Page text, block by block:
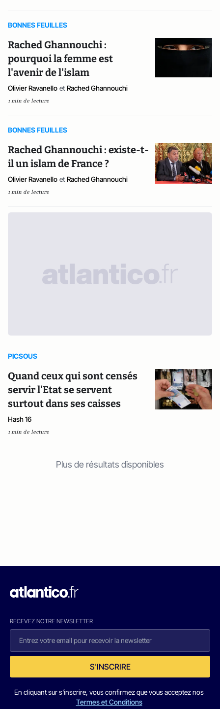
BONNES FEUILLES
Rached Ghannouchi :
pourquoi la femme est
l'avenir de l'islam
Olivier Ravanello et Rached Ghannouchi
1 min de lecture
BONNES FEUILLES
Rached Ghannouchi : existe-t-
il un islam de France ?
Olivier Ravanello et Rached Ghannouchi
1 min de lecture
PICSOUS
Quand ceux qui sont censés
servir l'Etat se servent
surtout dans ses caisses
Hash 16
1 min de lecture
Plus de résultats disponibles
RECEVEZ NOTRE NEWSLETTER
S'INSCRIRE
En cliquant sur s'inscrire, vous confirmez que vous acceptez nos
Termes et Conditions